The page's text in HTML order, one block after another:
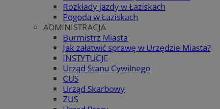
Rozkłady jazdy w Łaziskach
Pogoda w Łaziskach
ADMINISTRACJA
Burmistrz Miasta
Jak załatwić sprawę w Urzędzie Miasta?
INSTYTUCJE
Urząd Stanu Cywilnego
CUS
Urząd Skarbowy
ZUS